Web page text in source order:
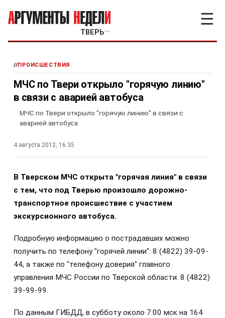
ТВЕРЬ﹀
☰
//ПРОИСШЕСТВИЯ
МЧС по Твери открыло "горячую линию"
в связи с аварией автобуса
МЧС по Твери открыло "горячую линию" в связи с
аварией автобуса
4 августа 2012, 16:35
В Тверском МЧС открыта "горячая линия" в связи
с тем, что под Тверью произошло дорожно-
транспортное происшествие с участием
экскурсионного автобуса.
Подробную информацию о пострадавших можно
получить по телефону "горячей линии": 8 (4822) 39-09-
44, а также по "телефону доверия" главного
управления МЧС России по Тверской области: 8 (4822)
39-99-99.
По данным ГИБДД, в субботу около 7:00 мск на 164